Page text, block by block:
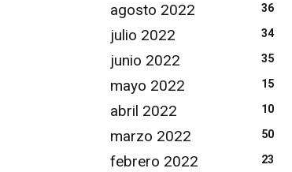
agosto 2022 36
julio 2022 34
junio 2022 35
mayo 2022 15
abril 2022 10
marzo 2022 50
febrero 2022 23